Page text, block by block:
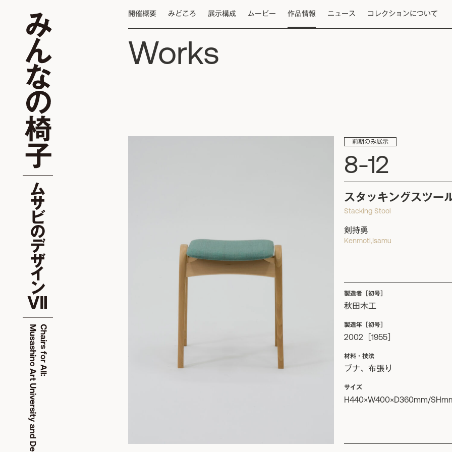
開催概要 みどころ 展示構成 ムービー 作品情報 ニュース コレクションについて
Works
前期のみ展示
8-12
スタッキングスツー
Stacking Stool
剣持勇
Kenmoti,Isamu
製造者［初号］
秋田木工
製造年［初号］
2002［1955］
材料・技法
ブナ、布張り
サイズ
H440×W400×D360mm/